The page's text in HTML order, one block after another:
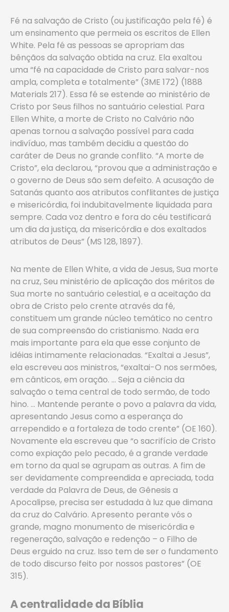
Fé na salvação de Cristo (ou justificação pela fé) é
um ensinamento que permeia os escritos de Ellen
White. Pela fé as pessoas se apropriam das
bênçãos da salvação obtida na cruz. Ela exaltou
uma “fé na capacidade de Cristo para salvar-nos
ampla, completa e totalmente” (3ME 172) (1888
Materials 217). Essa fé se estende ao ministério de
Cristo por Seus filhos no santuário celestial. Para
Ellen White, a morte de Cristo no Calvário não
apenas tornou a salvação possível para cada
indivíduo, mas também decidiu a questão do
caráter de Deus no grande conflito. “A morte de
Cristo”, ela declarou, “provou que a administração e
o governo de Deus são sem defeito. A acusação de
Satanás quanto aos atributos conflitantes de justiça
e misericórdia, foi indubitavelmente liquidada para
sempre. Cada voz dentro e fora do céu testificará
um dia da justiça, da misericórdia e dos exaltados
atributos de Deus” (MS 128, 1897).
Na mente de Ellen White, a vida de Jesus, Sua morte
na cruz, Seu ministério de aplicação dos méritos de
Sua morte no santuário celestial, e a aceitação da
obra de Cristo pelo crente através da fé,
constituem um grande núcleo temático no centro
de sua compreensão do cristianismo. Nada era
mais importante para ela que esse conjunto de
idéias intimamente relacionadas. “Exaltai a Jesus”,
ela escreveu aos ministros, “exaltai-O nos sermões,
em cânticos, em oração. … Seja a ciência da
salvação o tema central de todo sermão, de todo
hino. … Mantende perante o povo a palavra da vida,
apresentando Jesus como a esperança do
arrependido e a fortaleza de todo crente” (OE 160).
Novamente ela escreveu que “o sacrifício de Cristo
como expiação pelo pecado, é a grande verdade
em torno da qual se agrupam as outras. A fim de
ser devidamente compreendida e apreciada, toda
verdade da Palavra de Deus, de Gênesis a
Apocalipse, precisa ser estudada à luz que dimana
da cruz do Calvário. Apresento perante vós o
grande, magno monumento de misericórdia e
regeneração, salvação e redenção – o Filho de
Deus erguido na cruz. Isso tem de ser o fundamento
de todo discurso feito por nossos pastores” (OE
315).
A centralidade da Bíblia